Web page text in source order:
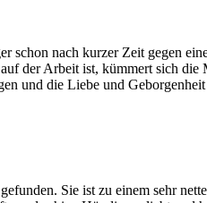
nach kurzer Zeit gegen
der Arbeit ist, kümmert sich
und die Liebe und Geborgenheit
Sie ist zu einem sehr